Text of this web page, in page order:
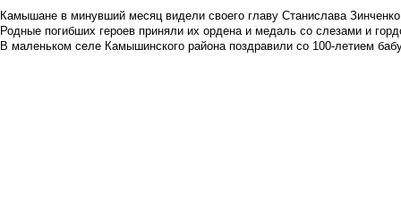
Камышане в минувший месяц видели своего главу Станислава Зинченко
Родные погибших героев приняли их ордена и медаль со слезами и
В маленьком селе Камышинского района поздравили со 100-летием